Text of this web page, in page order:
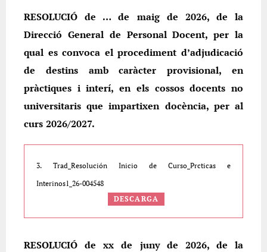
RESOLUCIÓ de … de maig de 2026, de la
Direcció General de Personal Docent, per la
qual es convoca el procediment d’adjudicació
de destins amb caràcter provisional, en
pràctiques i interí, en els cossos docents no
universitaris que impartixen docència, per al
curs 2026/2027.
3. Trad_Resolución Inicio de Curso_Prcticas e
Interinos1_26-004548
DESCARGA
RESOLUCIÓ de xx de juny de 2026, de la